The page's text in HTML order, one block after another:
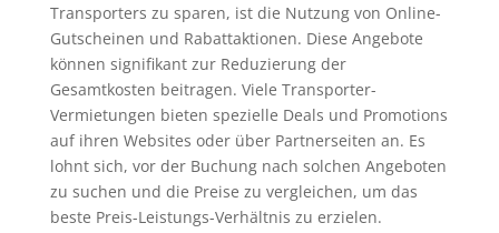
Transporters zu sparen, ist die Nutzung von Online-
Gutscheinen und Rabattaktionen. Diese Angebote
können signifikant zur Reduzierung der
Gesamtkosten beitragen. Viele Transporter-
Vermietungen bieten spezielle Deals und Promotions
auf ihren Websites oder über Partnerseiten an. Es
lohnt sich, vor der Buchung nach solchen Angeboten
zu suchen und die Preise zu vergleichen, um das
beste Preis-Leistungs-Verhältnis zu erzielen.